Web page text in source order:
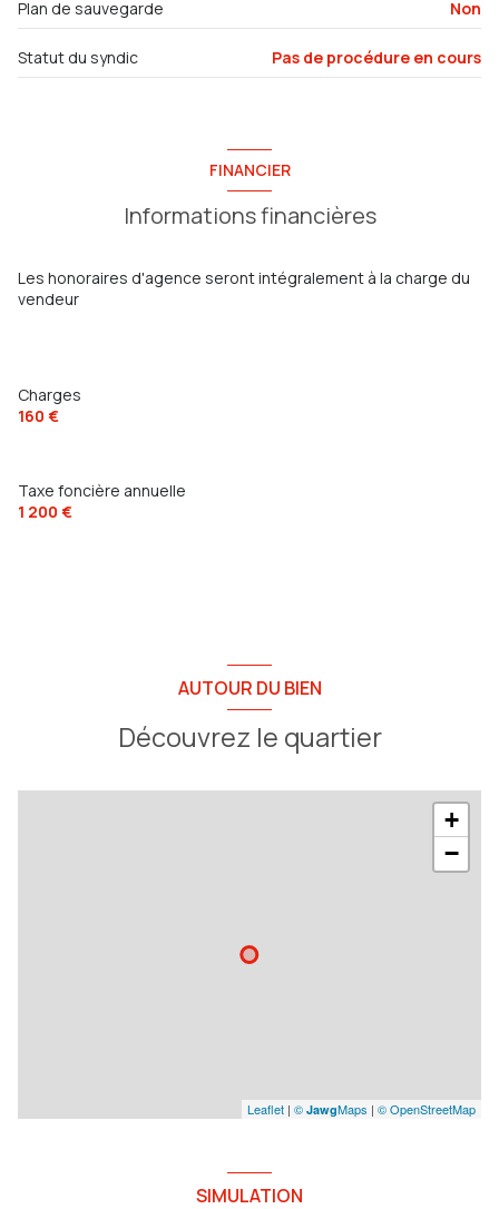
7 étage(s)
ascenseur
accès handicapé
Plan de sauvegarde Non
Statut du syndic Pas de procédure en cours
FINANCIER
Informations financières
Les honoraires d'agence seront intégralement à la charge du
vendeur
Charges
160 €
Taxe foncière annuelle
1 200 €
AUTOUR DU BIEN
Découvrez le quartier
+
−
Leaflet | © JawgMaps | © OpenStreetMap
SIMULATION